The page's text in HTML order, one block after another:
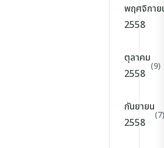
พฤศจิกาย
2558
ตุลาคม
2558
(9)
กันยายน
2558
(7)